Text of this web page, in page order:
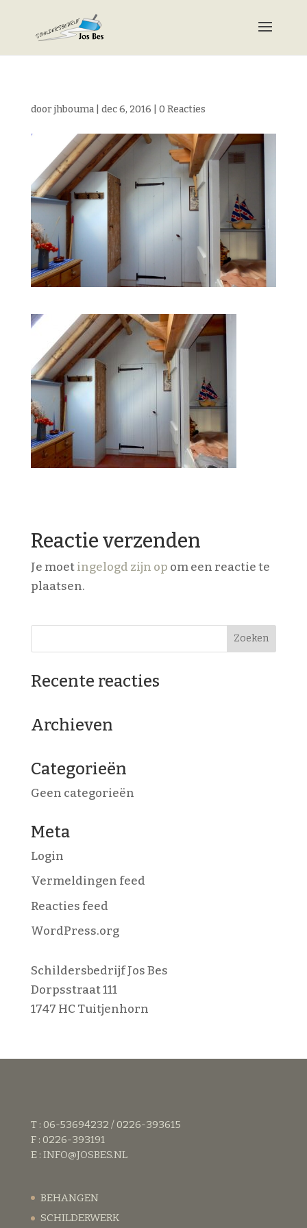
doorjhbouma| dec 6, 2016 0 Reacties
Reactie verzenden
Je moetingelogd zijn op om een reactie te
plaatsen.
Recente reacties
Archieven
Categorieën
Geen categorieën
Meta
Login
Vermeldingen feed
Reacties feed
WordPress.org
Schildersbedrijf Jos Bes
Dorpsstraat 111
1747 HC Tuitjenhorn
T : 06-53694232 / 0226-393615
F : 0226-393191
E : INFO@JOSBES.NL
BEHANGEN
SCHILDERWERK